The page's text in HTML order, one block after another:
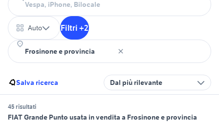
Auto Filtri +2
Salva ricerca Dal più rilevante
45 risultati
FIAT Grande Punto usata in vendita a Frosinone e provincia